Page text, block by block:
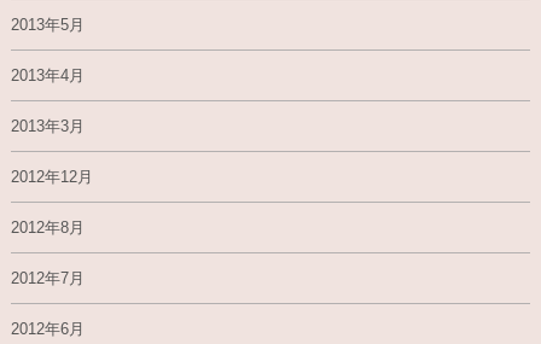
2013年5月
2013年4月
2013年3月
2012年12月
2012年8月
2012年7月
2012年6月